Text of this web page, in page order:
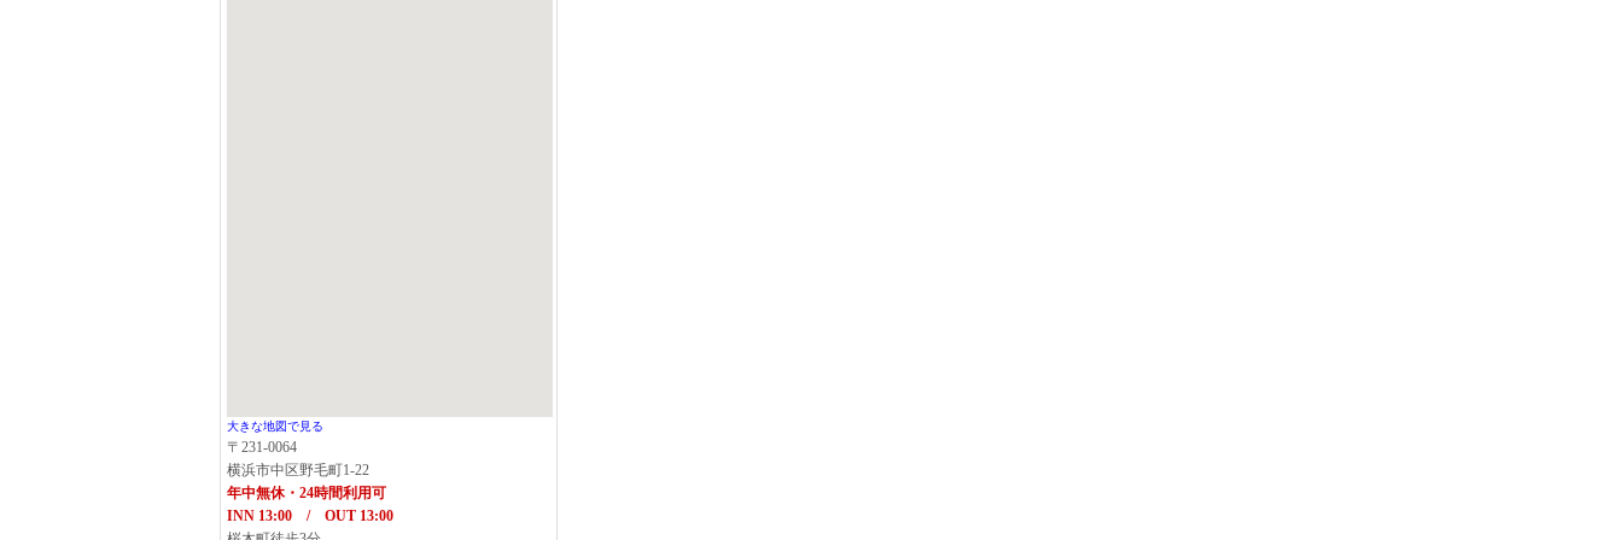
大きな地図で見る
〒231-0064
横浜市中区野毛町1-22
年中無休・24時間利用可
INN 13:00 / OUT 13:00